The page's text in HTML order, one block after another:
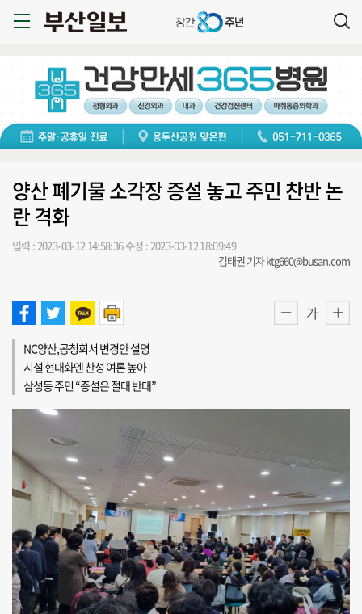
양산 폐기물 소각장 증설 놓고 주민 찬반 논
란 격화
입력 : 2023-03-12 14:58:36수정 : 2023-03-12 18:09:49
김태권 기자 ktg660@busan.com
가
NC양산,공청회서 변경안 설명
시설 현대화엔 찬성 여론 높아
삼성동 주민 “증설은 절대 반대”